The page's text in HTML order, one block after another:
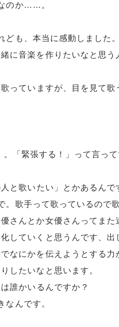
のか……。
ども、本当に感動しました
に音楽を作りたいなと思う
っていますが、目を見て歌
「緊張する！」って言って
と歌いたい」とかあるんで
。歌手って歌っているので
さんとか女優さんってまた
していくと思うんです、出
なにかを伝えようとする力
したいなと思います。
誰かいるんですか？
なんです。